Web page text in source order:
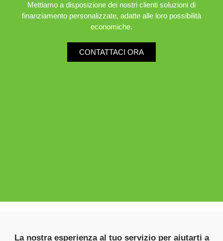
Mettiamo a disposizione dei nostri clienti soluzioni di
finanziamento personalizzate, adatte alle loro possibilità
economiche.
CONTATTACI ORA
La nostra esperienza al tuo servizio per aiutarti a